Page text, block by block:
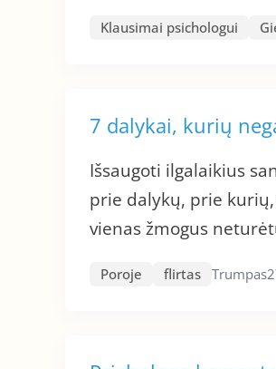
Klausimai psichologui
7 dalykai, kurių
Išsaugoti ilgalaikius
prie dalykų, prie
vienas žmogus
Poroje flirtas Trumpas